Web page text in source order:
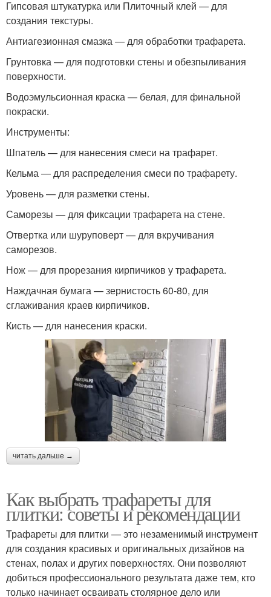
Гипсовая штукатурка или Плиточный клей — для
создания текстуры.
Антиагезионная смазка — для обработки трафарета.
Грунтовка — для подготовки стены и обезпыливания
поверхности.
Водоэмульсионная краска — белая, для финальной
покраски.
Инструменты:
Шпатель — для нанесения смеси на трафарет.
Кельма — для распределения смеси по трафарету.
Уровень — для разметки стены.
Саморезы — для фиксации трафарета на стене.
Отвертка или шуруповерт — для вкручивания
саморезов.
Нож — для прорезания кирпичиков у трафарета.
Наждачная бумага — зернистость 60-80, для
сглаживания краев кирпичиков.
Кисть — для нанесения краски.
читать дальше →
Как выбрать трафареты для
плитки: советы и рекомендации
Трафареты для плитки — это незаменимый инструмент
для создания красивых и оригинальных дизайнов на
стенах, полах и других поверхностях. Они позволяют
добиться профессионального результата даже тем, кто
только начинает осваивать столярное дело или